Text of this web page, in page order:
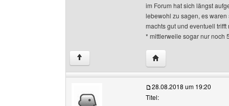
im Forum hat sich längst
lebewohl zu sagen, es
machts gut und eventuell
* mittlerweile sogar nur noch
↑ Website dieses
28.08.2018 um 19:20
Titel: